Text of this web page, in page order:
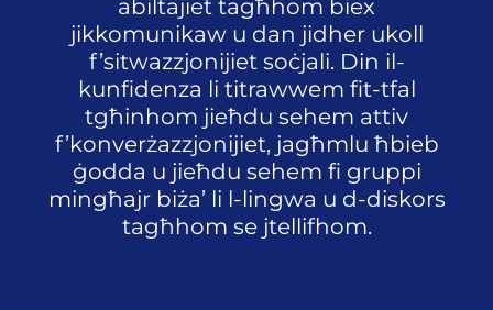
abiltajiet tagħhom biex
jikkomunikaw u dan jidher ukoll
f’sitwazzjonijiet soċjali. Din il-
kunfidenza li titrawwem fit-tfal
tgħinhom jieħdu sehem attiv
f’konverżazzjonijiet, jagħmlu ħbieb
ġodda u jieħdu sehem fi gruppi
mingħajr biża’ li l-lingwa u d-diskors
tagħhom se jtellifhom.